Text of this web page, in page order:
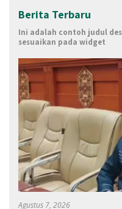
Berita Terbaru
Ini adalah contoh judul
sesuaikan pada widget
Agustus 7, 2026